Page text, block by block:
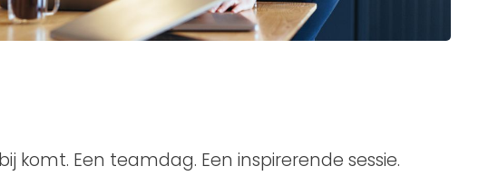
Een teamdag. Een inspirerende sessie.